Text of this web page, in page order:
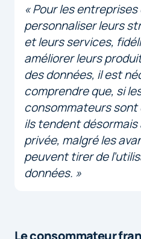
«Pour les
personnaliser leurs
et leurs services,
améliorer leurs
des données, il est
comprendre que, si
consommateurs
ils tendent désormais
privée, malgré les
peuvent tirer de
données. »
Le consommateur